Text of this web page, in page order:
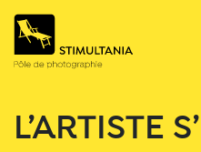
L’ARTISTE